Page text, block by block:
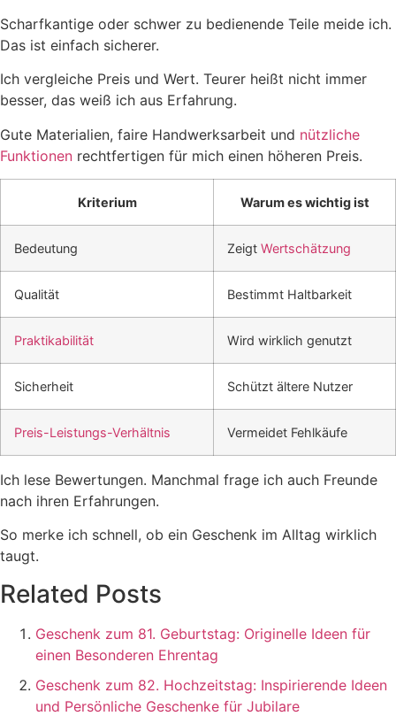
Scharfkantige oder schwer zu bedienende Teile meide ich.
Das ist einfach sicherer.
Ich vergleiche Preis und Wert. Teurer heißt nicht immer
besser, das weiß ich aus Erfahrung.
Gute Materialien, faire Handwerksarbeit und nützliche
Funktionen rechtfertigen für mich einen höheren Preis.
Kriterium Warum es wichtig ist
Bedeutung Zeigt Wertschätzung
Qualität Bestimmt Haltbarkeit
Praktikabilität Wird wirklich genutzt
Sicherheit Schützt ältere Nutzer
Preis-Leistungs-Verhältnis Vermeidet Fehlkäufe
Ich lese Bewertungen. Manchmal frage ich auch Freunde
nach ihren Erfahrungen.
So merke ich schnell, ob ein Geschenk im Alltag wirklich
taugt.
Related Posts
Geschenk zum 81. Geburtstag: Originelle Ideen für
einen Besonderen Ehrentag
Geschenk zum 82. Hochzeitstag: Inspirierende Ideen
und Persönliche Geschenke für Jubilare